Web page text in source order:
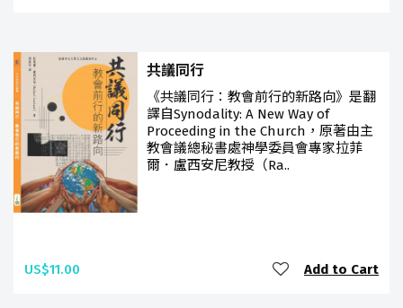
共議同行
《共議同行：教會前行的新路向》是翻
譯自Synodality: A New Way of
Proceeding in the Church，原著由主
教會議總秘書處神學委員會專家拉菲
爾．盧西安尼教授（Ra..
US$11.00 Add to Cart